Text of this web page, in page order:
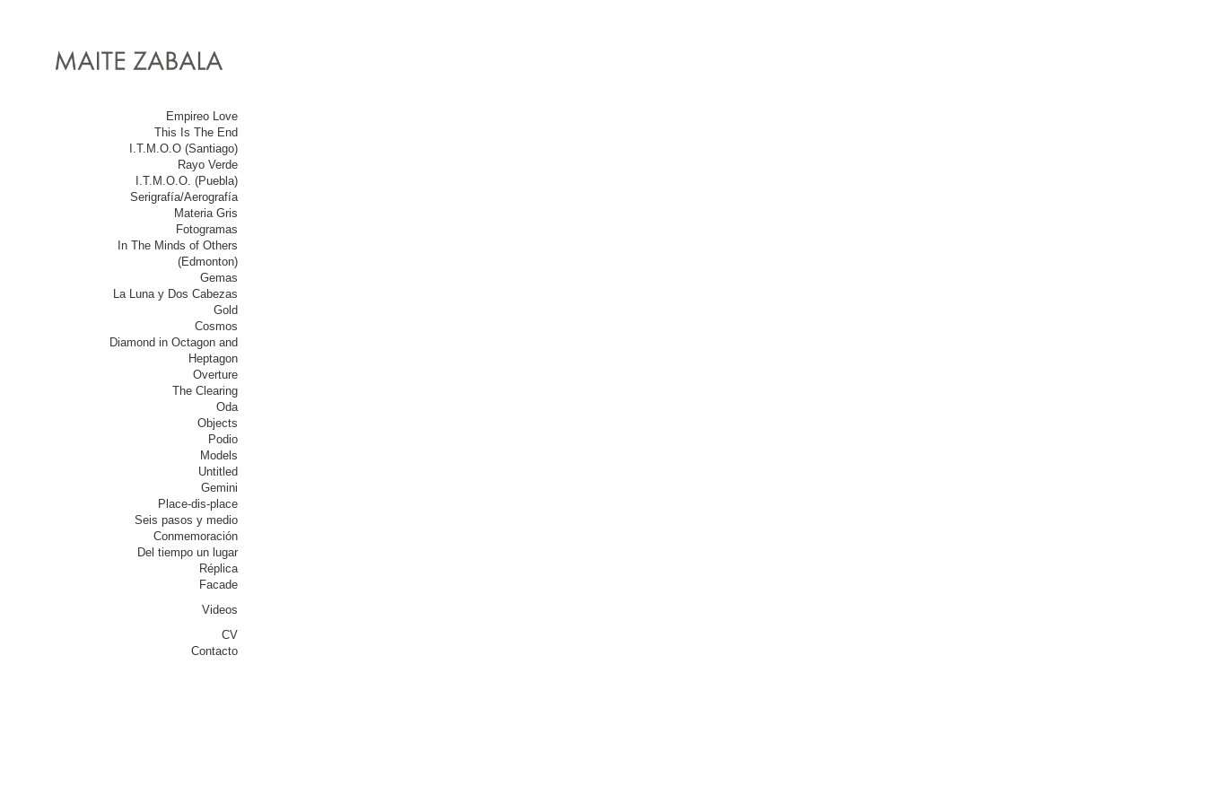
Empireo Love
This Is The End
I.T.M.O.O (Santiago)
Rayo Verde
I.T.M.O.O. (Puebla)
Serigrafía/Aerografía
Materia Gris
Fotogramas
In The Minds of Others
(Edmonton)
Gemas
La Luna y Dos Cabezas
Gold
Cosmos
Diamond in Octagon and
Heptagon
Overture
The Clearing
Oda
Objects
Podio
Models
Untitled
Gemini
Place-dis-place
Seis pasos y medio
Conmemoración
Del tiempo un lugar
Réplica
Facade
Videos
CV
Contacto